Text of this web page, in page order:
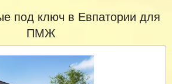
под ключ в Евпатории для
ПМЖ